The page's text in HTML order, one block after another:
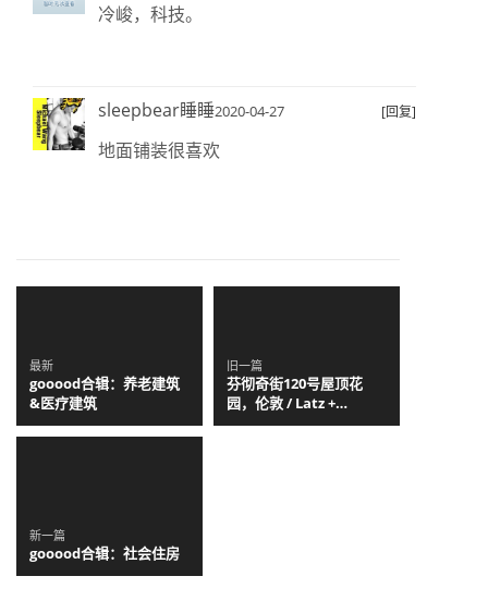
冷峻，科技。
sleepbear睡睡2020-04-27 [回复]
地面铺装很喜欢
最新
gooood合辑：养老建筑
&医疗建筑
旧一篇
芬彻奇街120号屋顶花
园，伦敦 / Latz +
Partner
新一篇
gooood合辑：社会住房